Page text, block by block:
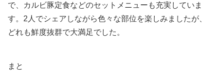
で、カルビ豚定食などのセットメニューも充実していま
す。2人でシェアしながら色々な部位を楽しみましたが、
どれも鮮度抜群で大満足でした。
まと